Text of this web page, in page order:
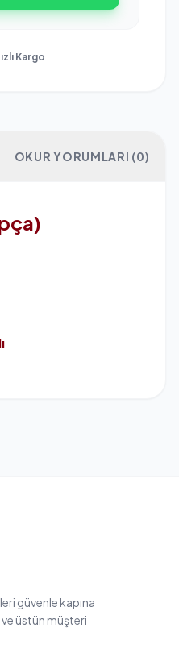
Kargo
OKUR YORUMLARI (0)
güvenle kapına
üstün müşteri